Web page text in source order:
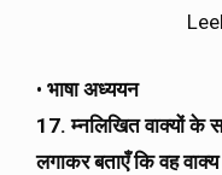
• भाषा अध्ययन
17. म्नलिखित वाक्यों के
लगाकर बताएँ कि वह